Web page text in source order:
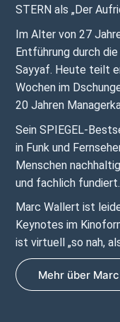
STERN als „Der
Im Alter von 27
Entführung durch
Sayyaf. Heute teilt
Wochen im
20 Jahren
Sein SPIEGEL-
in Funk und
Menschen
und fachlich fundiert.
Marc Wallert ist
Keynotes im
ist virtuell „so nah,
Mehr über Marc